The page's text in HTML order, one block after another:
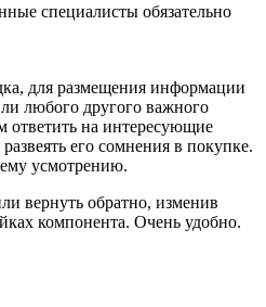
специалисты обязательно
для размещения информации
любого другого важного
ответить на интересующие
его сомнения в покупке.
усмотрению.
вернуть обратно, изменив
компонента. Очень удобно.